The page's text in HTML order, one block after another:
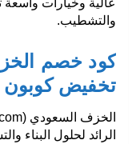
عالية وخيارات واسعة
والتشطيب.
تخفيض كوبون 30%
الخزف السعودي
الرائد لحلول البناء